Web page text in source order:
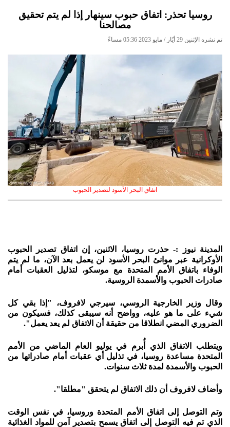
روسيا تحذر: اتفاق حبوب سينهار إذا لم يتم تحقيق
مصالحنا
تم نشره الإثنين 29 أيّار / مايو 2023 05:36 مساءً
اتفاق البحر الأسود لتصدير الحبوب
المدينة نيوز :- حذرت روسيا، الاثنين، إن اتفاق تصدير الحبوب
الأوكرانية عبر موانئ البحر الأسود لن يعمل بعد الآن، ما لم يتم
الوفاء باتفاق الأمم المتحدة مع موسكو، لتذليل العقبات أمام
صادرات الحبوب والأسمدة الروسية.
وقال وزير الخارجية الروسي، سيرجي لافروف، "إذا بقي كل
شيء على ما هو عليه، وواضح أنه سيبقى كذلك، فسيكون من
الضروري المضي انطلاقا من حقيقة أن الاتفاق لم يعد يعمل".
ويتطلب الاتفاق الذي أُبرم في يوليو العام الماضي من الأمم
المتحدة مساعدة روسيا، في تذليل أي عقبات أمام صادراتها من
الحبوب والأسمدة لمدة ثلاث سنوات.
وأضاف لافروف أن ذلك الاتفاق لم يتحقق "مطلقا".
وتم التوصل إلى اتفاق الأمم المتحدة وروسيا، في نفس الوقت
الذي تم فيه التوصل إلى اتفاق يسمح بتصدير آمن للمواد الغذائية